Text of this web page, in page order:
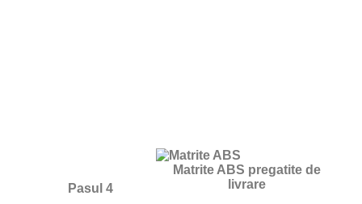
Matrite ABS pregatite de
livrare
Pasul 4